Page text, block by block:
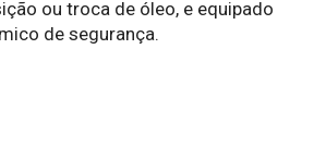
ou troca de óleo, e equipado
de segurança.